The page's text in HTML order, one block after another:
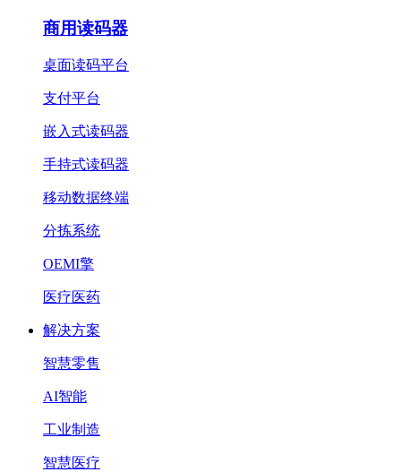
商用读码器
桌面读码平台
支付平台
嵌入式读码器
手持式读码器
移动数据终端
分拣系统
OEMI擎
医疗医药
解决方案
智慧零售
AI智能
工业制造
智慧医疗